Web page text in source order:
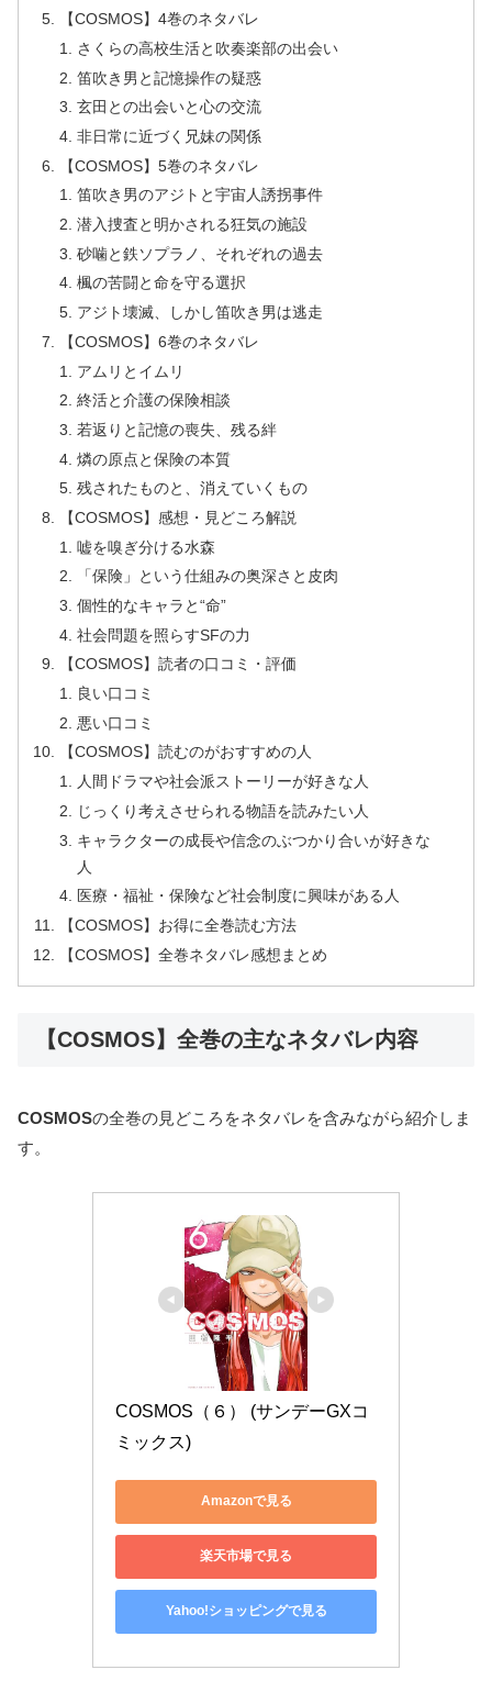
【COSMOS】4巻のネタバレ
さくらの高校生活と吹奏楽部の出会い
笛吹き男と記憶操作の疑惑
玄田との出会いと心の交流
非日常に近づく兄妹の関係
【COSMOS】5巻のネタバレ
笛吹き男のアジトと宇宙人誘拐事件
潜入捜査と明かされる狂気の施設
砂噛と鉄ソプラノ、それぞれの過去
楓の苦闘と命を守る選択
アジト壊滅、しかし笛吹き男は逃走
【COSMOS】6巻のネタバレ
アムリとイムリ
終活と介護の保険相談
若返りと記憶の喪失、残る絆
燐の原点と保険の本質
残されたものと、消えていくもの
【COSMOS】感想・見どころ解説
嘘を嗅ぎ分ける水森
「保険」という仕組みの奥深さと皮肉
個性的なキャラと“命”
社会問題を照らすSFの力
【COSMOS】読者の口コミ・評価
良い口コミ
悪い口コミ
【COSMOS】読むのがおすすめの人
人間ドラマや社会派ストーリーが好きな人
じっくり考えさせられる物語を読みたい人
キャラクターの成長や信念のぶつかり合いが好きな
人
医療・福祉・保険など社会制度に興味がある人
【COSMOS】お得に全巻読む方法
【COSMOS】全巻ネタバレ感想まとめ
【COSMOS】全巻の主なネタバレ内容
COSMOSの全巻の見どころをネタバレを含みながら紹介しま
す。
COSMOS（６） (サンデーGXコ
ミックス)
Amazonで見る
楽天市場で見る
Yahoo!ショッピングで見る